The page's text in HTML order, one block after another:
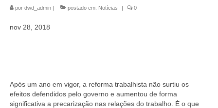
Contato
por dwd_admin | postado em: Notícias | 0
nov 28, 2018
Após um ano em vigor, a reforma trabalhista não surtiu os
efeitos defendidos pelo governo e aumentou de forma
significativa a precarização nas relações do trabalho. É o que